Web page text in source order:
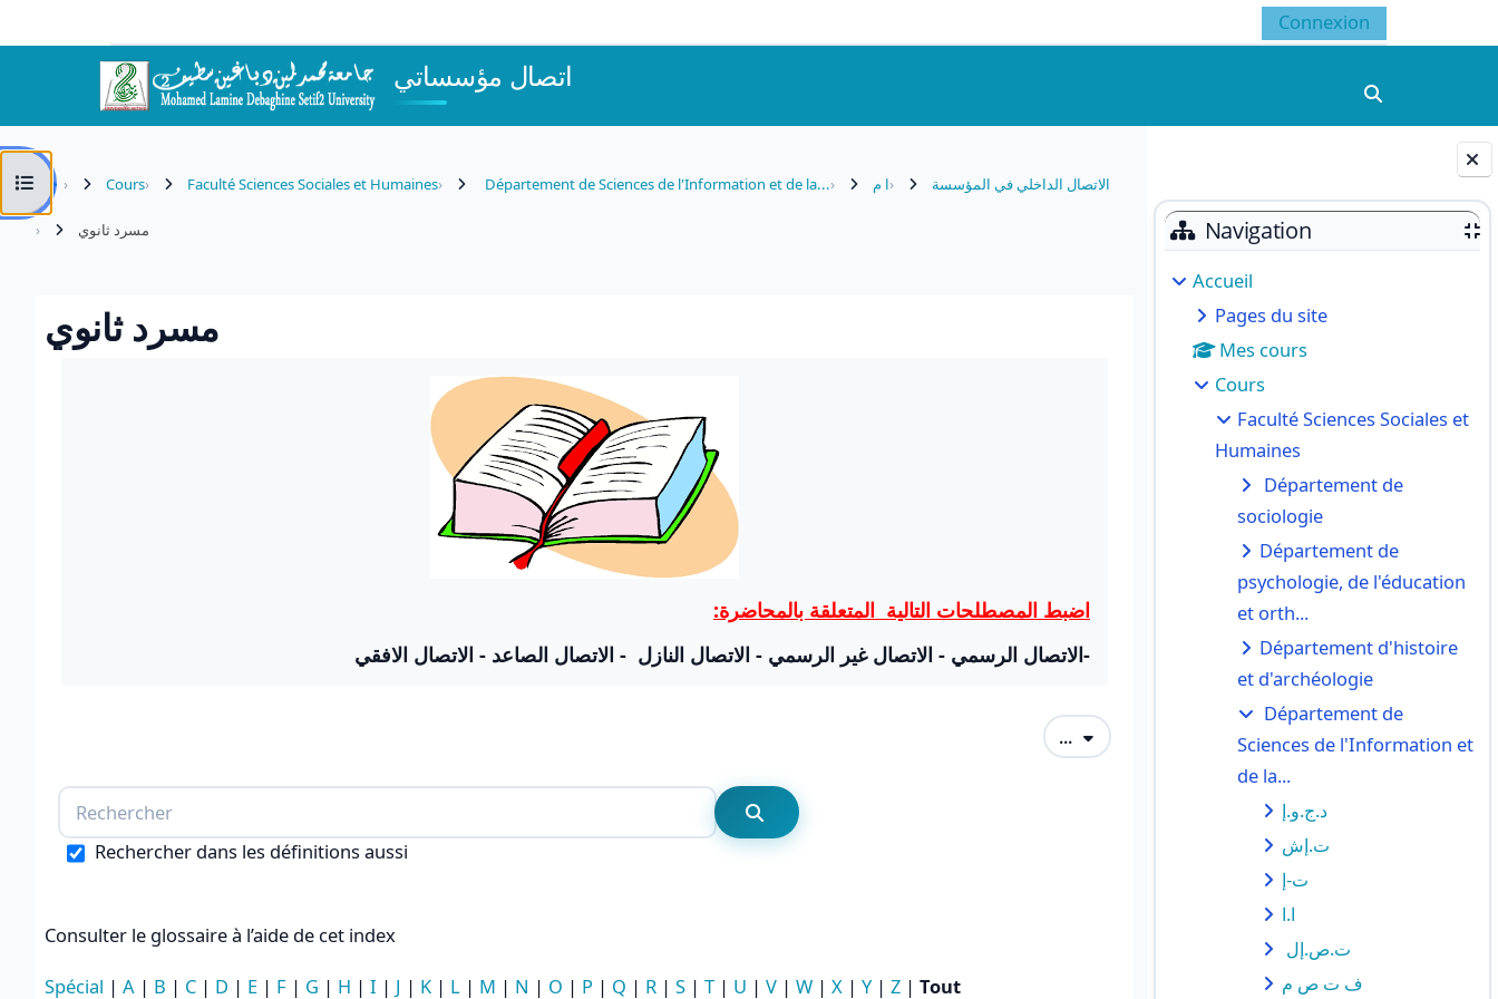
BlocsNavigation
Accueil
Pages du site
Mes cours
Cours
Faculté Sciences Sociales et
Humaines
Département de
sociologie
Département de
psychologie, de l'éducation
et orth...
Département d'histoire
et d'archéologie
Département de
Sciences de l'Information et
de la...
د.ج.و.إ
ت.إش
ت-إ
ا.ا
ت.ص.إل
ف ت ص م
Connexion
اتصال مؤسساتي
Ouvrir l’index du cours
Cours Faculté Sciences Sociales et Humaines Département de Sciences de l'Information et de la... ا م الاتصال الداخلي في المؤسسة
مسرد ثانوي
مسرد ثانوي
اضبط المصطلحات التالية المتعلقة بالمحاضرة:
-الاتصال الرسمي - الاتصال غير الرسمي - الاتصال النازل - الاتصال الصاعد - الاتصال الافقي
... Exporter des articles
Rechercher
Rechercher
Rechercher dans les définitions aussi
Consulter le glossaire à l’aide de cet index
Spécial | A | B | C | D | E | F | G | H | I | J | K | L | M | N | O | P | Q | R | S | T | U | V | W | X | Y| Z | Tout